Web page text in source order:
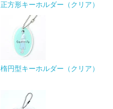
正方形キーホルダー（クリア）
楕円型キーホルダー（クリア）